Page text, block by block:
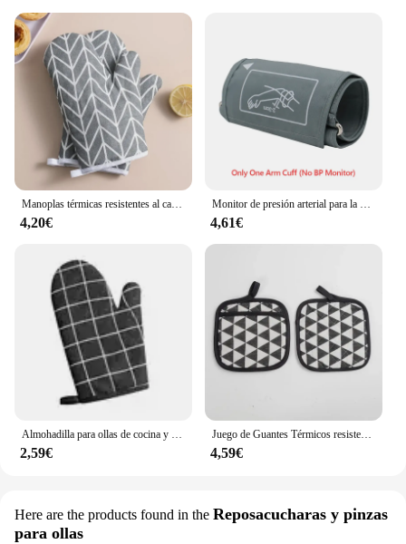
4,20€ 4,61€
Almohadilla para ollas de cocina y guantes para horno, juego de manoplas térmicas resistentes al calor, anticalor, para cocinar ollas calientes, 1 ud.
2,59€
Juego de Guantes Térmicos resistentes al calor para cocina, almohadillas para ollas calientes, guantes para hornear, 2 unidades
4,59€
Here are the products found in the Reposacucharas y pinzas
para ollas